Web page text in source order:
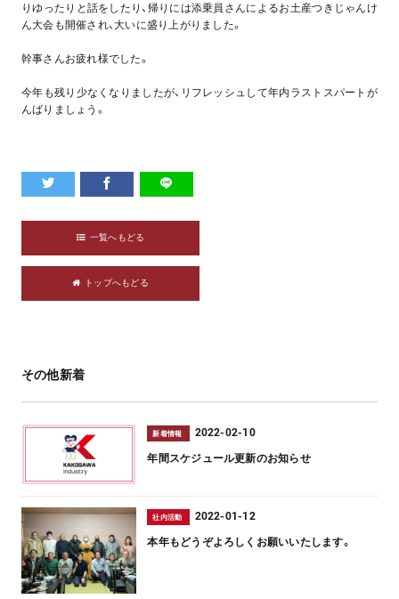
りゆったりと話をしたり、帰りには添乗員さんによるお土産つきじゃんけ
ん大会も開催され、大いに盛り上がりました。
幹事さんお疲れ様でした。
今年も残り少なくなりましたが、リフレッシュして年内ラストスパートが
んばりましょう。
一覧へもどる
トップへもどる
その他新着
新着情報 2022-02-10
年間スケジュール更新のお知らせ
社内活動 2022-01-12
本年もどうぞよろしくお願いいたします。